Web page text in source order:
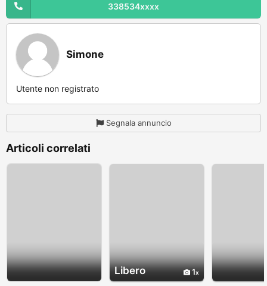
338534xxxx
Simone
Utente non registrato
Segnala annuncio
Articoli correlati
Libero 1